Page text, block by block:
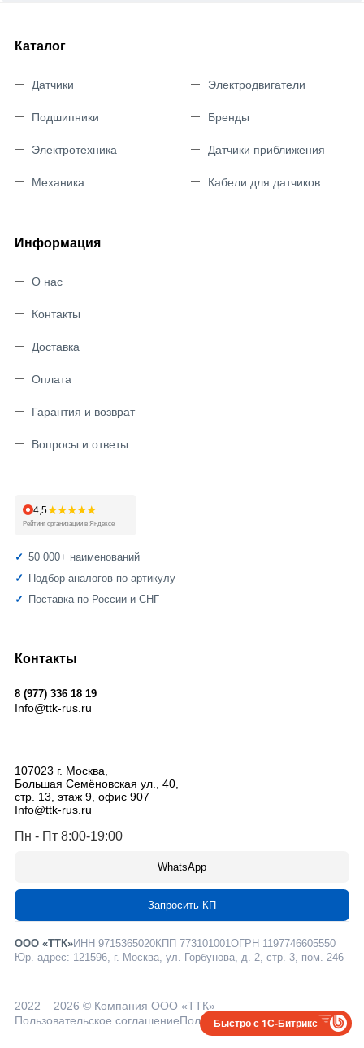
Каталог
Датчики
Подшипники
Электротехника
Механика
Электродвигатели
Бренды
Датчики приближения
Кабели для датчиков
Информация
О нас
Контакты
Доставка
Оплата
Гарантия и возврат
Вопросы и ответы
4,5★★★★★
Рейтинг организации в Яндексе
50 000+ наименований
Подбор аналогов по артикулу
Поставка по России и СНГ
Контакты
8 (977) 336 18 19
Info@ttk-rus.ru
107023 г. Москва,
Большая Семёновская ул., 40,
стр. 13, этаж 9, офис 907
Info@ttk-rus.ru
Пн - Пт 8:00-19:00
WhatsApp
Запросить КП
ООО «ТТК»ИНН 9715365020КПП 773101001ОГРН 1197746605550
Юр. адрес: 121596, г. Москва, ул. Горбунова, д. 2, стр. 3, пом. 246
2022 – 2026 © Компания ООО «ТТК»
Пользовательское соглашениеПолитика конфиденциальности
Быстро с 1С-Битрикс